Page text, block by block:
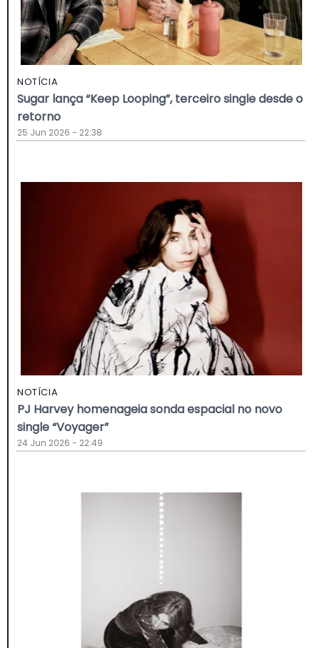
NOTÍCIA
Sugar lança “Keep Looping”, terceiro single desde o
retorno
25 Jun 2026 - 22:38
NOTÍCIA
PJ Harvey homenageia sonda espacial no novo
single “Voyager”
24 Jun 2026 - 22:49